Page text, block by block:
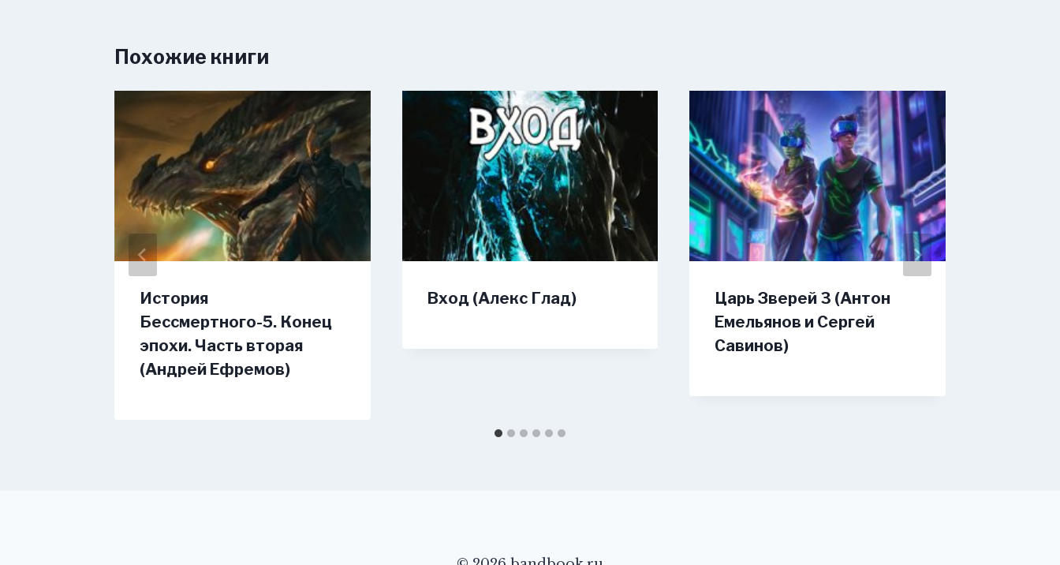
Похожие книги
История
Бессмертного-5. Конец
эпохи. Часть вторая
(Андрей Ефремов)
Вход (Алекс Глад)
Царь Зверей 3 (Антон
Емельянов и Сергей
Савинов)